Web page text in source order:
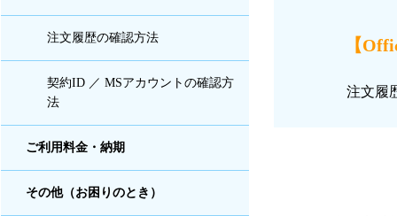
注文履歴の確認方法
契約ID ／ MSアカウントの確認方
法
ご利用料金・納期
その他（お困りのとき）
【
注文履